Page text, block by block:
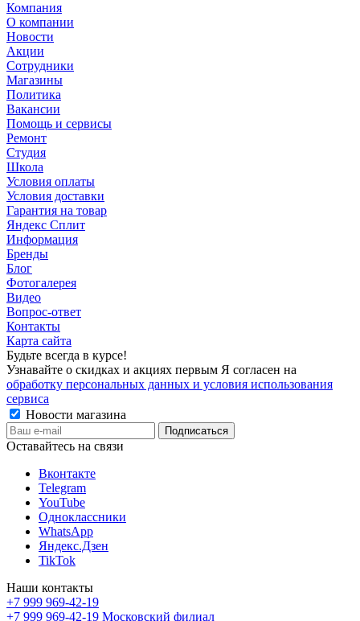
Компания
О компании
Новости
Акции
Сотрудники
Магазины
Политика
Вакансии
Помощь и сервисы
Ремонт
Студия
Школа
Условия оплаты
Условия доставки
Гарантия на товар
Яндекс Сплит
Информация
Бренды
Блог
Фотогалерея
Видео
Вопрос-ответ
Контакты
Карта сайта
Будьте всегда в курсе!
Узнавайте о скидках и акциях первым Я согласен на
обработку персональных данных и условия использования
сервиса
Новости магазина
Оставайтесь на связи
Вконтакте
Telegram
YouTube
Одноклассники
WhatsApp
Яндекс.Дзен
TikTok
Наши контакты
+7 999 969-42-19
+7 999 969-42-19 Московский филиал